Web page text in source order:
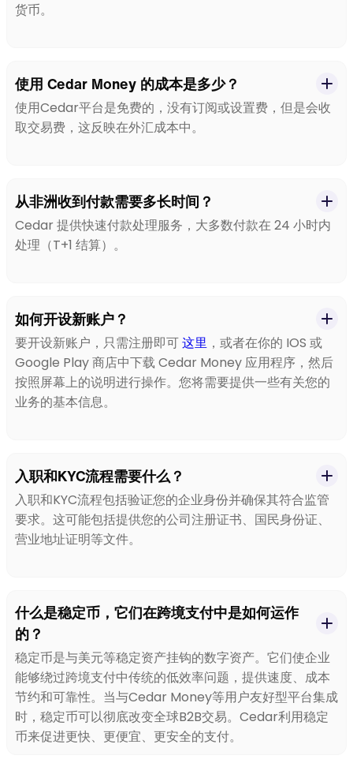
货币。
使用 Cedar Money 的成本是多少？
使用Cedar平台是免费的，没有订阅或设置费，但是会收
取交易费，这反映在外汇成本中。
从非洲收到付款需要多长时间？
Cedar 提供快速付款处理服务，大多数付款在 24 小时内
处理（T+1 结算）。
如何开设新账户？
要开设新账户，只需注册即可这里 ，或者在你的 IOS 或
Google Play 商店中下载 Cedar Money 应用程序，然后
按照屏幕上的说明进行操作。您将需要提供一些有关您的
业务的基本信息。
入职和KYC流程需要什么？
入职和KYC流程包括验证您的企业身份并确保其符合监管
要求。这可能包括提供您的公司注册证书、国民身份证、
营业地址证明等文件。
什么是稳定币，它们在跨境支付中是如何运作
的？
稳定币是与美元等稳定资产挂钩的数字资产。它们使企业
能够绕过跨境支付中传统的低效率问题，提供速度、成本
节约和可靠性。当与Cedar Money等用户友好型平台集成
时，稳定币可以彻底改变全球B2B交易。Cedar利用稳定
币来促进更快、更便宜、更安全的支付。